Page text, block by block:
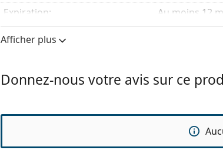
Expiration:
Au moins 12
Autres
Accessoires
Solutions
Afficher plus
Donnez-nous votre avis sur ce